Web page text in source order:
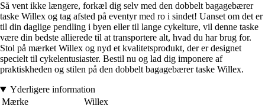
Så vent ikke længere, forkæl dig selv med den dobbelt bagagebærer
taske Willex og tag afsted på eventyr med ro i sindet! Uanset om det er
til din daglige pendling i byen eller til lange cykelture, vil denne taske
være din bedste allierede til at transportere alt, hvad du har brug for.
Stol på mærket Willex og nyd et kvalitetsprodukt, der er designet
specielt til cykelentusiaster. Bestil nu og lad dig imponere af
praktiskheden og stilen på den dobbelt bagagebærer taske Willex.
Yderligere information
Mærke
Willex